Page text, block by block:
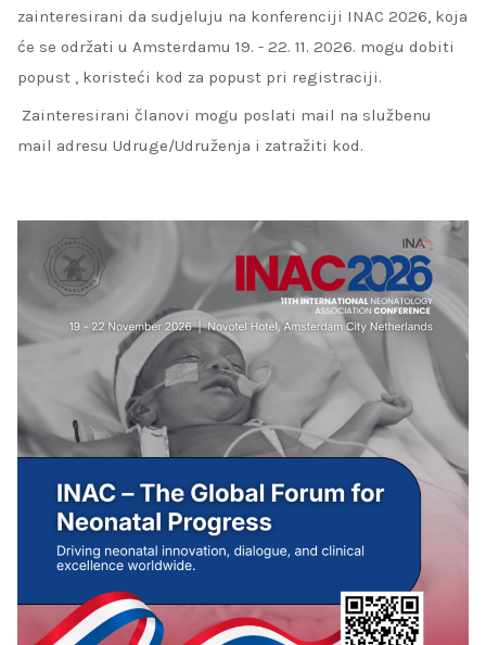
zainteresirani da sudjeluju na konferenciji INAC 2026, koja
će se održati u Amsterdamu 19. - 22. 11. 2026. mogu dobiti
popust , koristeći kod za popust pri registraciji.
Zainteresirani članovi mogu poslati mail na službenu
mail adresu Udruge/Udruženja i zatražiti kod.